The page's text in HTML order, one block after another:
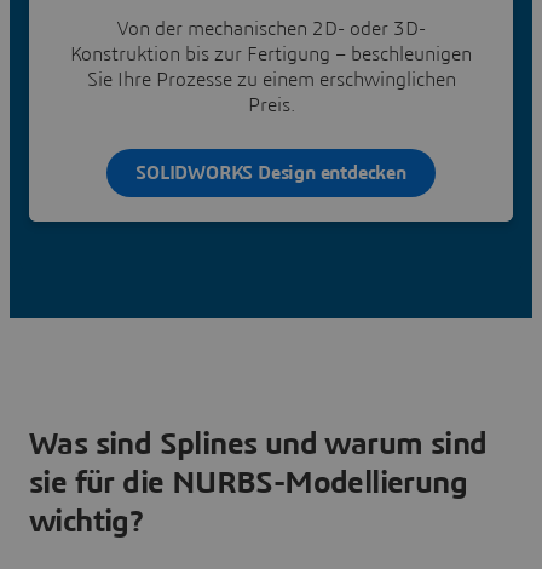
Von der mechanischen 2D- oder 3D-
Konstruktion bis zur Fertigung – beschleunigen
Sie Ihre Prozesse zu einem erschwinglichen
Preis.
SOLIDWORKS Design entdecken
Was sind Splines und warum sind
sie für die NURBS-Modellierung
wichtig?